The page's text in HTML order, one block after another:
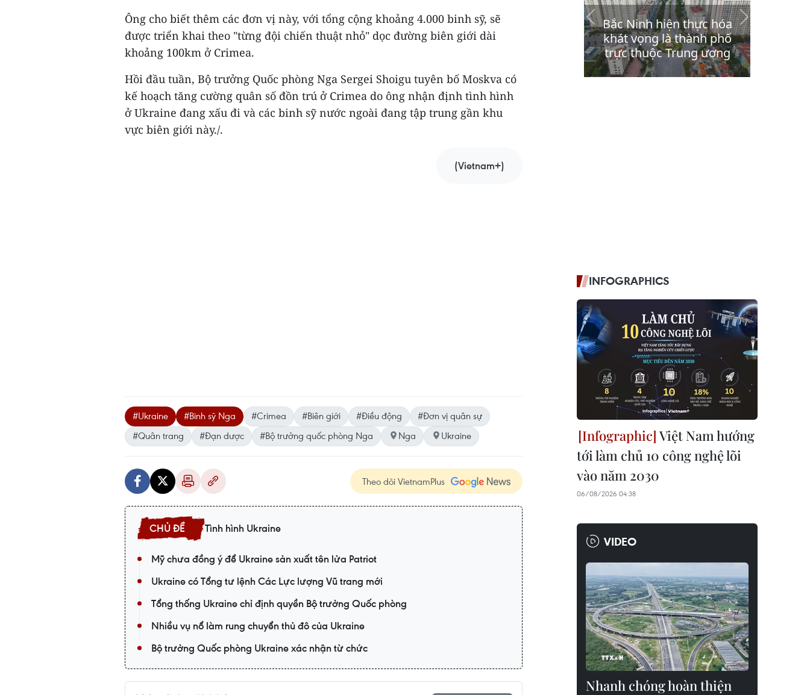
Ông cho biết thêm các đơn vị này, với tổng cộng khoảng 4.000 binh sỹ, sẽ
được triển khai theo "từng đội chiến thuật nhỏ" dọc đường biên giới dài
khoảng 100km ở Crimea.
Hồi đầu tuần, Bộ trưởng Quốc phòng Nga Sergei Shoigu tuyên bố Moskva có
kế hoạch tăng cường quân số đồn trú ở Crimea do ông nhận định tình hình
ở Ukraine đang xấu đi và các binh sỹ nước ngoài đang tập trung gần khu
vực biên giới này./.
(Vietnam+)
#Ukraine #Binh sỹ Nga #Crimea #Biên giới #Điều động
#Đơn vị quân sự
#Quân trang
#Đạn dược #Bộ trưởng quốc phòng Nga Nga Ukraine
Theo dõi VietnamPlus
Tình hình Ukraine
Mỹ chưa đồng ý để Ukraine sản xuất tên lửa Patriot
Ukraine có Tổng tư lệnh Các Lực lượng Vũ trang mới
Tổng thống Ukraine chỉ định quyền Bộ trưởng Quốc phòng
Nhiều vụ nổ làm rung chuyển thủ đô của Ukraine
Bộ trưởng Quốc phòng Ukraine xác nhận từ chức
INFOGRAPHICS
Việt Nam hướng
tới làm chủ 10 công nghệ lõi
vào năm 2030
06/08/2026 04:38
VIDEO
Nhanh chóng hoàn thiện